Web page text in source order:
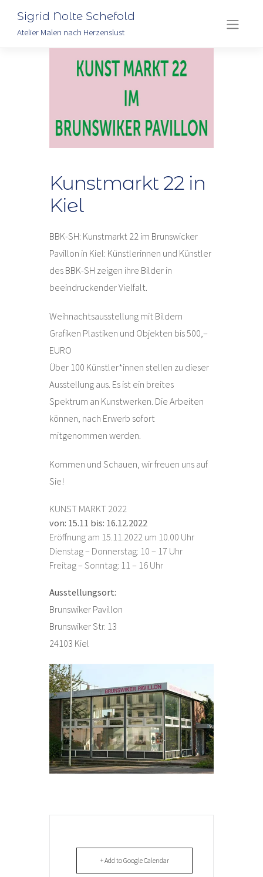
Sigrid Nolte Schefold
Atelier Malen nach Herzenslust
Kunstmarkt 22 in
Kiel
BBK-SH: Kunstmarkt 22 im Brunswicker
Pavillon in Kiel: Künstlerinnen und Künstler
des BBK-SH zeigen ihre Bilder in
beeindruckender Vielfalt.
Weihnachtsausstellung mit Bildern
Grafiken Plastiken und Objekten bis 500,–
EURO
Über 100 Künstler*innen stellen zu dieser
Ausstellung aus. Es ist ein breites
Spektrum an Kunstwerken. Die Arbeiten
können, nach Erwerb sofort
mitgenommen werden.
Kommen und Schauen, wir freuen uns auf
Sie!
KUNST MARKT 2022
von: 15.11 bis: 16.12.2022
Eröffnung am 15.11.2022 um 10.00 Uhr
Dienstag – Donnerstag: 10 – 17 Uhr
Freitag – Sonntag: 11 – 16 Uhr
Ausstellungsort:
Brunswiker Pavillon
Brunswiker Str. 13
24103 Kiel
+ Add to Google Calendar